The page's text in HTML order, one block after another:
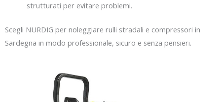
strutturati per evitare problemi.
Scegli NURDIG per noleggiare rulli stradali e compressori in
Sardegna in modo professionale, sicuro e senza pensieri.